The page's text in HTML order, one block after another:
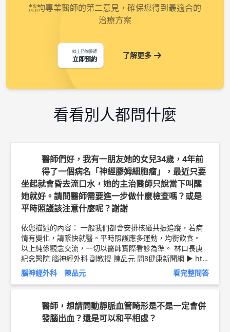
諮詢專業醫師的第二意見，確保您得到最適合的
治療方案
線上諮詢醫師
立即預約 了解更多
看看別人都問什麼
醫師們好，我有一朋友她的女兒34歲，4年前
得了一個病名「神經膠姆細胞瘤」，最近只要
坐起就會昏去流口水，她的主治醫師只說當下叫醒
她就好。請問醫師需要進一步做什麼檢查嗎？或是
平時照護該注意什麼呢？謝謝
依您描述的內容： 一般我們都會安排核磁共振追蹤，若病
情有變化，請緊快就醫。平時照護應多運動，均衡飲食。
以上純係觀念交流，一切以醫師實際看診為準。 林口長庚
紀念醫院 腦神經外科 副教授 陳品元 問8健康新聞網 ► htt
ps://goo.gl/thHdOq
https://goo.gl/UZt
42U問8 醫學動畫 ►
腦神經外科 陳品元 看完整問答
醫師，想請問動靜脈血管畸形是不是一定會併
發腦出血？還是可以和平相處？